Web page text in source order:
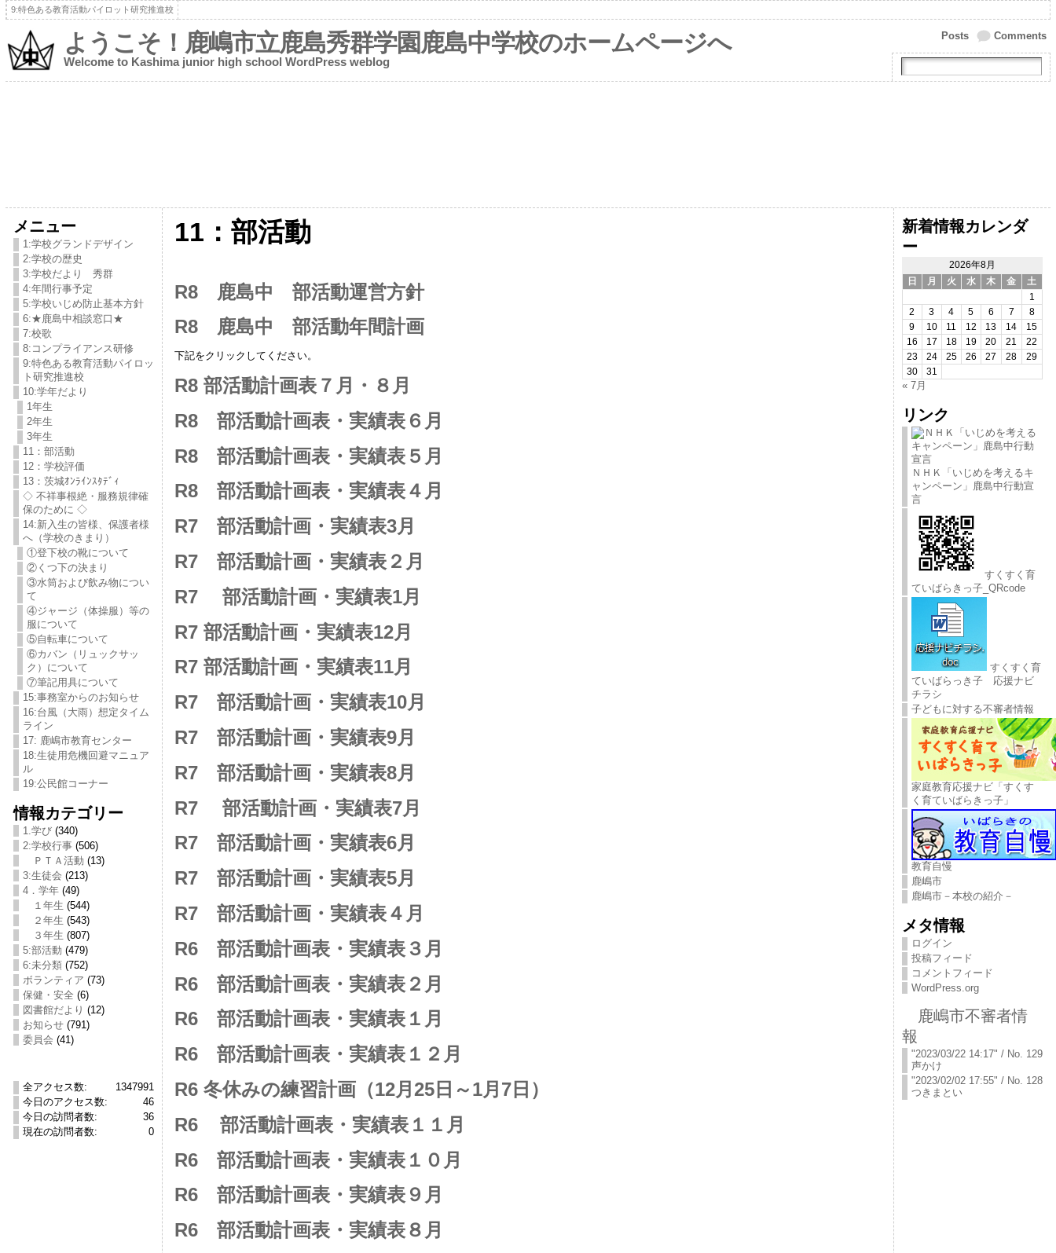
9:特色ある教育活動パイロット研究推進校
ようこそ！鹿嶋市立鹿島秀群学園鹿島中学校のホームページへ
Welcome to Kashima junior high school WordPress weblog
Comments
Posts
メニュー
1:学校グランドデザイン
2:学校の歴史
3:学校だより 秀群
4:年間行事予定
5:学校いじめ防止基本方針
6:★鹿島中相談窓口★
7:校歌
8:コンプライアンス研修
9:特色ある教育活動パイロッ
ト研究推進校
10:学年だより
1年生
2年生
3年生
11：部活動
12：学校評価
13：茨城ｵﾝﾗｲﾝｽﾀﾃﾞｨ
◇ 不祥事根絶・服務規律確
保のために ◇
14:新入生の皆様、保護者様
へ（学校のきまり）
①登下校の靴について
②くつ下の決まり
③水筒および飲み物につい
て
④ジャージ（体操服）等の
服について
⑤自転車について
⑥カバン（リュックサッ
ク）について
⑦筆記用具について
15:事務室からのお知らせ
16:台風（大雨）想定タイム
ライン
17: 鹿嶋市教育センター
18:生徒用危機回避マニュア
ル
19:公民館コーナー
情報カテゴリー
1.学び(340)
2:学校行事(506)
ＰＴＡ活動 (13)
3:生徒会 (213)
4．学年(49)
１年生 (544)
２年生 (543)
３年生 (807)
5:部活動 (479)
6:未分類(752)
ボランティア (73)
保健・安全 (6)
図書館だより (12)
お知らせ(791)
委員会 (41)
1347991
全アクセス数:
46
今日のアクセス数:
36
今日の訪問者数:
0
現在の訪問者数:
11：部活動
R8 鹿島中 部活動運営方針
R8 鹿島中 部活動年間計画
下記をクリックしてください。
R8 部活動計画表７月・８月
R8 部活動計画表・実績表６月
R8 部活動計画表・実績表５月
R8 部活動計画表・実績表４月
R7 部活動計画・実績表3月
R7 部活動計画・実績表２月
R7 部活動計画・実績表1月
R7 部活動計画・実績表12月
R7 部活動計画・実績表11月
R7 部活動計画・実績表10月
R7 部活動計画・実績表9月
R7 部活動計画・実績表8月
R7 部活動計画・実績表7月
R7 部活動計画・実績表6月
R7 部活動計画・実績表5月
R7 部活動計画・実績表４月
R6 部活動計画表・実績表３月
R6 部活動計画表・実績表２月
R6 部活動計画表・実績表１月
R6 部活動計画表・実績表１２月
R6 冬休みの練習計画（12月25日～1月7日）
R6 部活動計画表・実績表１１月
R6 部活動計画表・実績表１０月
R6 部活動計画表・実績表９月
R6 部活動計画表・実績表８月
新着情報カレンダ
ー
2026年8月
日
月 火 水 木 金
土
1
2
3 4 5 6 7
8
9
10 11 12 13 14
15
16
17 18 19 20 21
22
23
24 25 26 27 28
29
30
31
« 7月
リンク
ＮＨＫ「いじめを考えるキ
ャンペーン」鹿島中行動宣
言
すくすく育
ていばらきっ子_QRcode
すくすく育
ていばらっき子 応援ナビ
チラシ
子どもに対する不審者情報
家庭教育応援ナビ「すくす
く育ていばらきっ子」
教育自慢
鹿嶋市
鹿嶋市－本校の紹介－
メタ情報
ログイン
投稿フィード
コメントフィード
WordPress.org
鹿嶋市不審者情
報
"2023/03/22 14:17" / No. 129
声かけ
"2023/02/02 17:55" / No. 128
つきまとい